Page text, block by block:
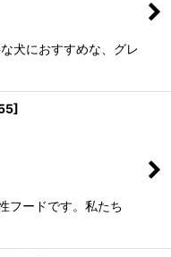
犬におすすめな、グレ
]
フードです。私たち